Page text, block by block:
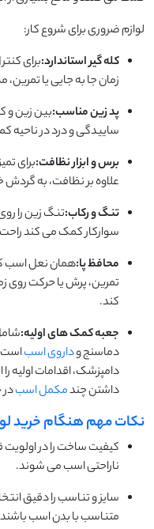
لوازم ضروری برای شروع کار:
کله‌ گیر استاندارد:برای
زمان جا به‌ جایی یا تمرین،
پد زین مناسب:بین زین و
ساییدگی و درد در ناحیه
برس و ابزار نظافت:برای
علاوه بر نظافت، به
تنگ و رکاب:تنگ زین را
سوارکار کمک می‌ کند
محافظ پا:همان نعل اسب
تمرین، پرش یا حرکت
‌کند.
جعبه کمک ‌های اولیه:
دماسنج وداروی اسباست
دامپزشک، اقدامات اولیه
داشتن چندمکمل اسب
نکات مهم هنگام خرید
کیفیت ساخت را در
ناراحتی اسب می ‌شوند.
سایز و تناسب را دقیق
متناسب با بدن اسب